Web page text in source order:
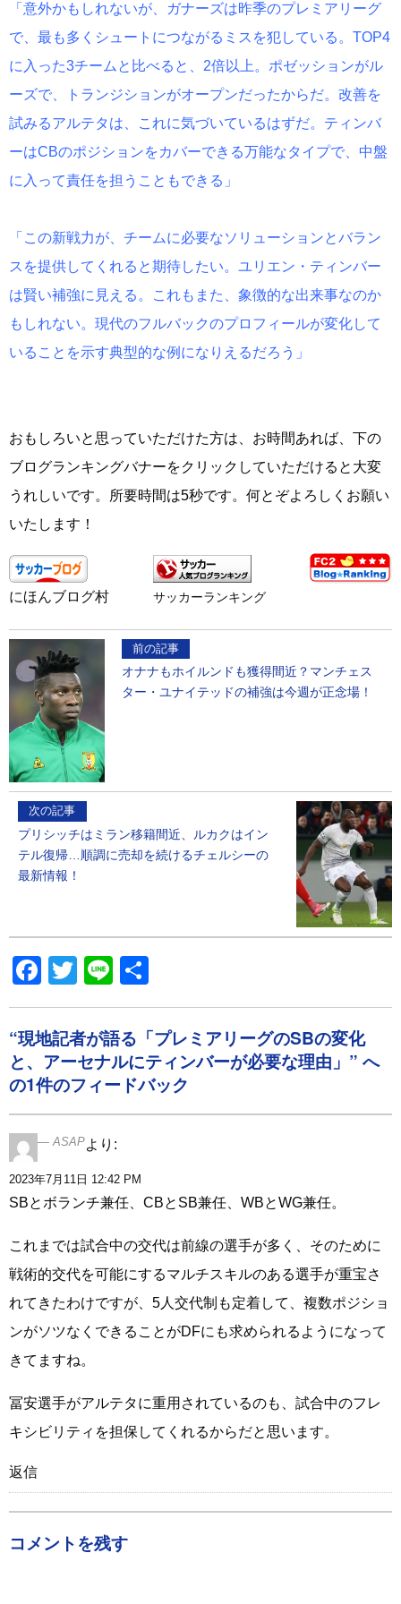
「意外かもしれないが、ガナーズは昨季のプレミアリーグ
で、最も多くシュートにつながるミスを犯している。TOP4
に入った3チームと比べると、2倍以上。ポゼッションがル
ーズで、トランジションがオープンだったからだ。改善を
試みるアルテタは、これに気づいているはずだ。ティンバ
ーはCBのポジションをカバーできる万能なタイプで、中盤
に入って責任を担うこともできる」
「この新戦力が、チームに必要なソリューションとバラン
スを提供してくれると期待したい。ユリエン・ティンバー
は賢い補強に見える。これもまた、象徴的な出来事なのか
もしれない。現代のフルバックのプロフィールが変化して
いることを示す典型的な例になりえるだろう」
おもしろいと思っていただけた方は、お時間あれば、下の
ブログランキングバナーをクリックしていただけると大変
うれしいです。所要時間は5秒です。何とぞよろしくお願い
いたします！
にほんブログ村 サッカーランキング
前の記事
オナナもホイルンドも獲得間近？マンチェス
ター・ユナイテッドの補強は今週が正念場！
次の記事
プリシッチはミラン移籍間近、ルカクはイン
テル復帰…順調に売却を続けるチェルシーの
最新情報！
Facebook
Twitter
Line
有
“現地記者が語る「プレミアリーグのSBの変化
と、アーセナルにティンバーが必要な理由」” へ
の1件のフィードバック
ASAPより:
2023年7月11日 12:42 PM
SBとボランチ兼任、CBとSB兼任、WBとWG兼任。
これまでは試合中の交代は前線の選手が多く、そのために
戦術的交代を可能にするマルチスキルのある選手が重宝さ
れてきたわけですが、5人交代制も定着して、複数ポジショ
ンがソツなくできることがDFにも求められるようになって
きてますね。
冨安選手がアルテタに重用されているのも、試合中のフレ
キシビリティを担保してくれるからだと思います。
返信
コメントを残す